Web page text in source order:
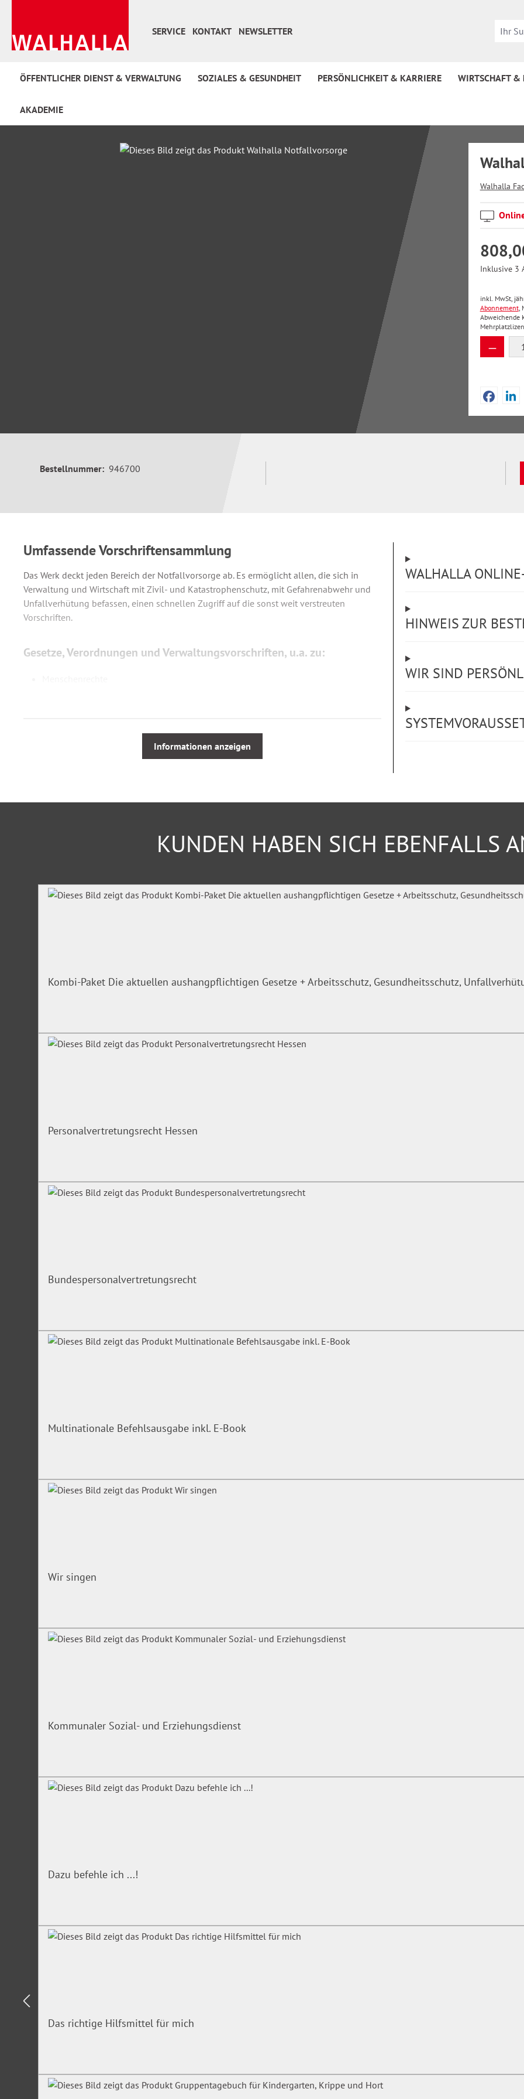
SERVICE
KONTAKT NEWSLETTER
ÖFFENTLICHER DIENST & VERWALTUNG SOZIALES & GESUNDHEIT PERSÖNLICHKEIT & KARRIERE WIRTSCHAFT
AKADEMIE
Bildergalerie überspringen
Walhalla
Inklusive 3
inkl. MwSt,
Abonnement,
Abweichende
Bestellnummer: 946700
Umfassende Vorschriftensammlung
Das Werk deckt jeden Bereich der Notfallvorsorge ab. Es ermöglicht allen, die sich in
Verwaltung und Wirtschaft mit Zivil- und Katastrophenschutz, mit Gefahrenabwehr und
Unfallverhütung befassen, einen schnellen Zugriff auf die sonst weit verstreuten
Vorschriften.
Gesetze, Verordnungen und Verwaltungsvorschriften, u.a. zu:
Schutz bei Transporten
Arbeits-, Verkehrs-, Energiesicherheit
Ernährungs- und Wassersicherstellung
Inklusive 3 Lizenzen.
Informationen anzeigen
WALHALLA
HINWEIS ZUR
WIR SIND
KUNDEN HABEN SICH EBENFALLS
Produktgalerie überspringen
Kombi-Paket Die aktuellen aushangpflichtigen Gesetze + Arbeitsschutz, Gesundheitsschutz,
Personalvertretungsrecht Hessen
Bundespersonalvertretungsrecht
Multinationale Befehlsausgabe inkl. E-Book
Wir singen
Kommunaler Sozial- und Erziehungsdienst
Dazu befehle ich ...!
Das richtige Hilfsmittel für mich